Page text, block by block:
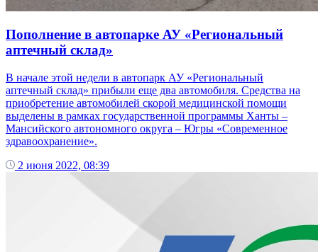
Пополнение в автопарке АУ «Региональный
аптечный склад»
В начале этой недели в автопарк АУ «Региональный
аптечный склад» прибыли еще два автомобиля. Средства на
приобретение автомобилей скорой медицинской помощи
выделены в рамках государственной программы Ханты –
Мансийского автономного округа – Югры «Современное
здравоохранение».
2 июня 2022, 08:39